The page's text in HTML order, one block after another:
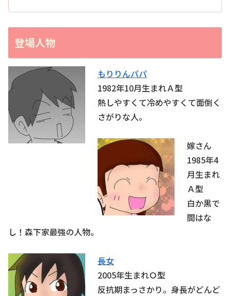
登場人物
もりりんパパ
1982年10月生まれＡ型
熱しやすくて冷めやすくて面倒く
さがりな人。
嫁さん
1985年4
月生まれ
Ａ型
白か黒で
間はな
し！森下家最強の人物。
長女
2005年生まれＯ型
反抗期まっさかり。身長がどんど